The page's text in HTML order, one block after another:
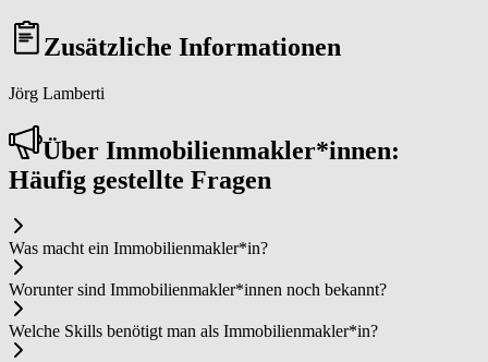
Zusätzliche Informationen
Jörg Lamberti
Über Im­mo­bi­li­en­mak­ler*in­nen:
Häufig gestellte Fragen
Was macht ein Im­mo­bi­li­en­mak­ler*in?
Worunter sind Im­mo­bi­li­en­mak­ler*in­nen noch bekannt?
Welche Skills benötigt man als Im­mo­bi­li­en­mak­ler*in?